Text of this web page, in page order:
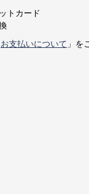
トカード
お支払いについて 」を